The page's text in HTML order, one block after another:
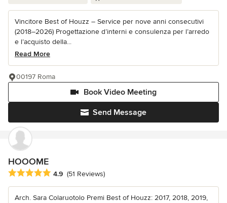
Vincitore Best of Houzz – Service per nove anni consecutivi
(2018–2026) Progettazione d’interni e consulenza per l’arredo
e l’acquisto della...
Read More
Send Message
Book Video Meeting
00197 Roma
HOOOME
Average rating: 4.9 out of 5 stars
4.9 (51 Reviews)
Arch. Sara Colaruotolo Premi Best of Houzz: 2017, 2018, 2019,